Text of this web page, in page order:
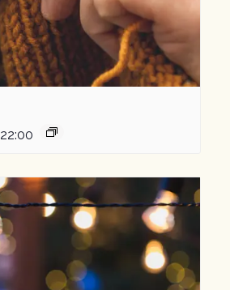
22:00